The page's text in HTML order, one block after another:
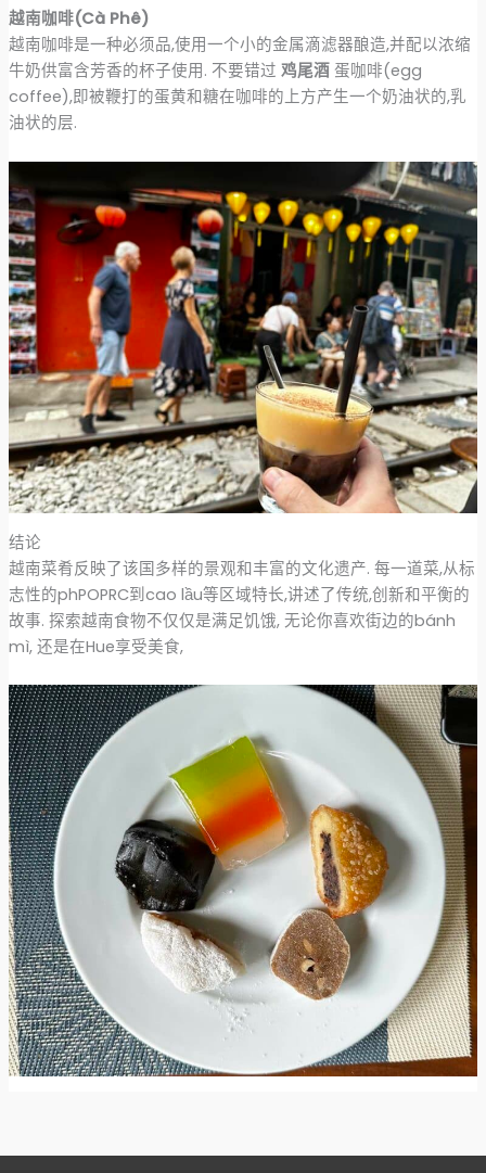
越南咖啡(Cà Phê)
越南咖啡是一种必须品,使用一个小的金属滴滤器酿造,并配以浓缩
牛奶供富含芳香的杯子使用. 不要错过 鸡尾酒蛋咖啡(egg
coffee),即被鞭打的蛋黄和糖在咖啡的上方产生一个奶油状的,乳
油状的层.
结论
越南菜肴反映了该国多样的景观和丰富的文化遗产. 每一道菜,从标
志性的phPOPRC到cao lầu等区域特长,讲述了传统,创新和平衡的
故事. 探索越南食物不仅仅是满足饥饿, 无论你喜欢街边的bánh
mì, 还是在Hue享受美食,